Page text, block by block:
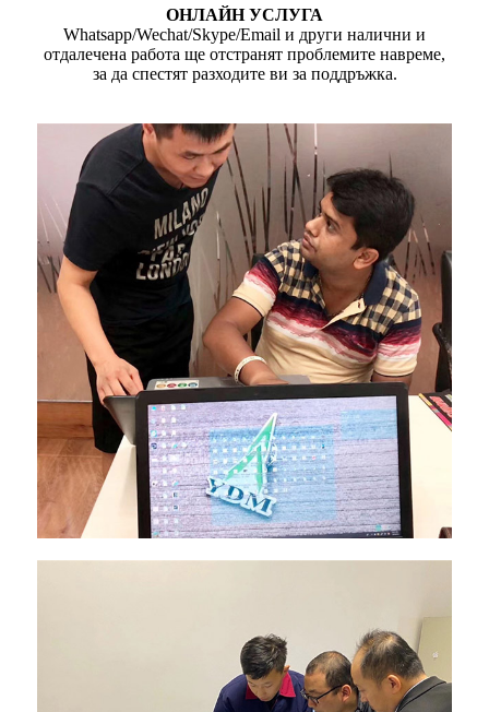
ОНЛАЙН УСЛУГА
Whatsapp/Wechat/Skype/Email и други налични и
отдалечена работа ще отстранят проблемите навреме,
за да спестят разходите ви за поддръжка.